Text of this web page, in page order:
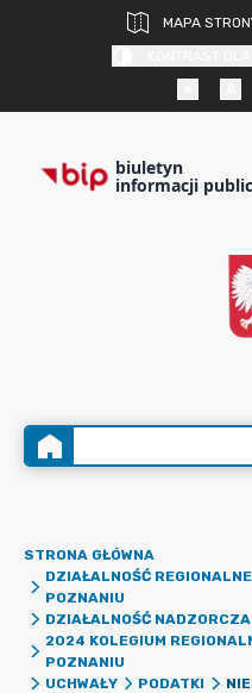
MAPA
biuletyn
informacji
STRONA GŁÓWNA
DZIAŁALNOŚĆ
POZNANIU
DZIAŁALNOŚĆ NADZORCZA
2024 KOLEGIUM
POZNANIU
UCHWAŁY
PODATKI